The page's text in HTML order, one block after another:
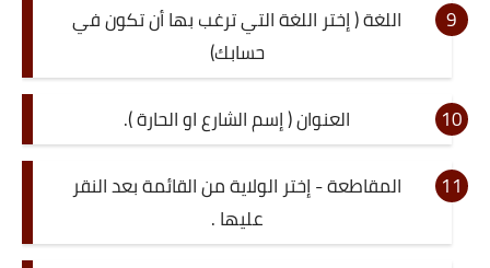
اللغة ( إختر اللغة التي ترغب بها أن تكون في
حسابك)
العنوان ( إسم الشارع او الحارة ).
المقاطعة - إختر الولاية من القائمة بعد النقر
عليها .